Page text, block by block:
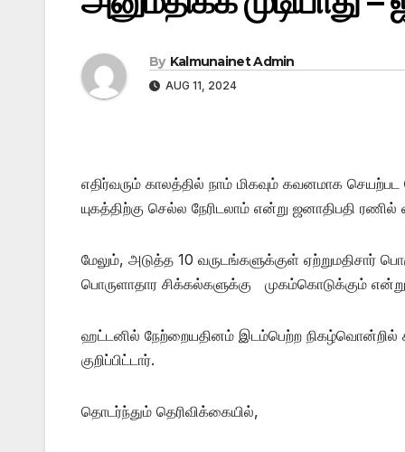
By Kalmunainet Admin
AUG 11, 2024
எதிர்வரும் காலத்தில் நாம் மிகவும் கவனமாக
யுகத்திற்கு செல்ல நேரிடலாம் என்று ஜனாதிபதி
மேலும், அடுத்த 10 வருடங்களுக்குள் ஏற்றுமதிசார்
பொருளாதார சிக்கல்களுக்கு முகம்கொடுக்கும்
ஹட்டனில் நேற்றையதினம் இடம்பெற்ற நிகழ்வொன்றில்
குறிப்பிட்டார்.
தொடர்ந்தும் தெரிவிக்கையில்,